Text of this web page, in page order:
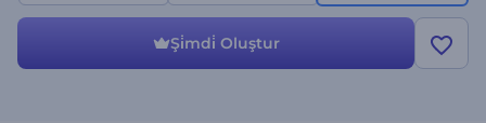
Şi̇mdi̇ Oluştur